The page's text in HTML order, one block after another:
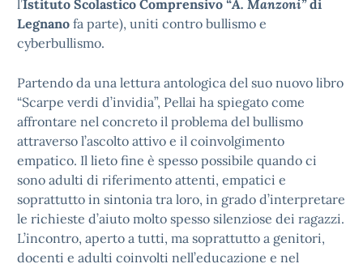
l’Istituto Scolastico Comprensivo “A. Manzoni” di
Legnano fa parte), uniti contro bullismo e
cyberbullismo.
Partendo da una lettura antologica del suo nuovo libro
“Scarpe verdi d’invidia”, Pellai ha spiegato come
affrontare nel concreto il problema del bullismo
attraverso l’ascolto attivo e il coinvolgimento
empatico. Il lieto fine è spesso possibile quando ci
sono adulti di riferimento attenti, empatici e
soprattutto in sintonia tra loro, in grado d’interpretare
le richieste d’aiuto molto spesso silenziose dei ragazzi.
L’incontro, aperto a tutti, ma soprattutto a genitori,
docenti e adulti coinvolti nell’educazione e nel